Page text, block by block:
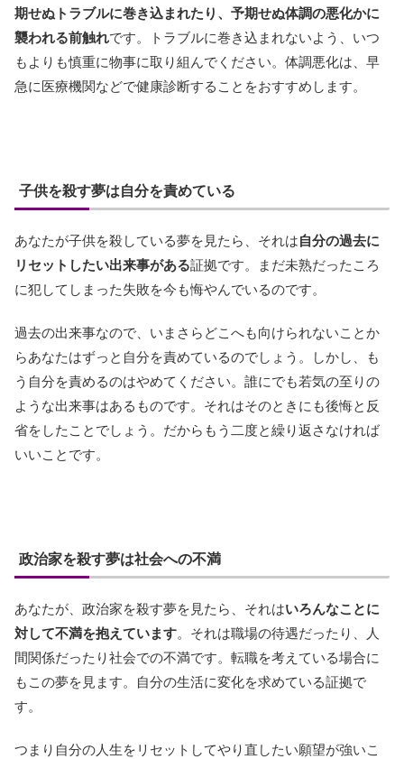
期せぬトラブルに巻き込まれたり、予期せぬ体調の悪化かに
襲われる前触れです。トラブルに巻き込まれないよう、いつ
もよりも慎重に物事に取り組んでください。体調悪化は、早
急に医療機関などで健康診断することをおすすめします。
子供を殺す夢は自分を責めている
あなたが子供を殺している夢を見たら、それは自分の過去に
リセットしたい出来事がある証拠です。まだ未熟だったころ
に犯してしまった失敗を今も悔やんでいるのです。
過去の出来事なので、いまさらどこへも向けられないことか
らあなたはずっと自分を責めているのでしょう。しかし、も
う自分を責めるのはやめてください。誰にでも若気の至りの
ような出来事はあるものです。それはそのときにも後悔と反
省をしたことでしょう。だからもう二度と繰り返さなければ
いいことです。
政治家を殺す夢は社会への不満
あなたが、政治家を殺す夢を見たら、それはいろんなことに
対して不満を抱えています。それは職場の待遇だったり、人
間関係だったり社会での不満です。転職を考えている場合に
もこの夢を見ます。自分の生活に変化を求めている証拠で
す。
つまり自分の人生をリセットしてやり直したい願望が強いこ